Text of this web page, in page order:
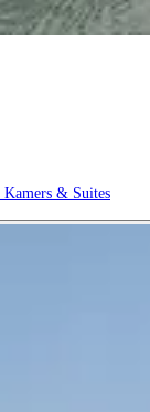
Kamers & Suites